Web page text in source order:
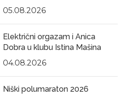
05.08.2026
Električni orgazam i Anica
Dobra u klubu Istina Mašina
04.08.2026
Niški polumaraton 2026